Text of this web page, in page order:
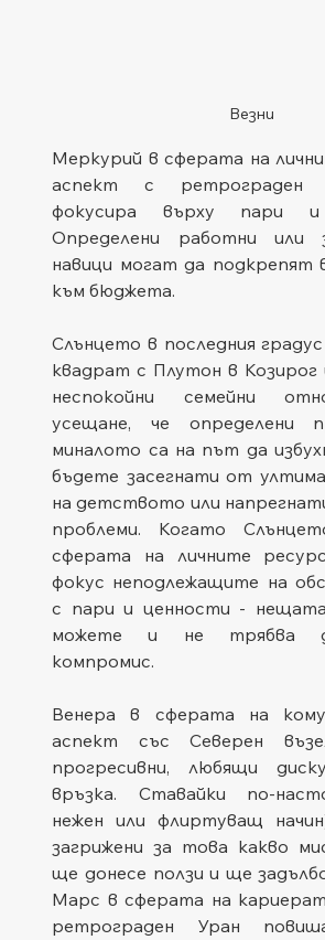
Везни
Меркурий в сферата на
аспект с ретрограден
фокусира върху пари и
Определени работни или
навици могат да подкрепят
към бюджета.
Слънцето в последния
квадрат с Плутон в Козирог
неспокойни семейни
усещане, че определени
миналото са на път да
бъдете засегнати от
на детството или
проблеми. Когато
сферата на личните
фокус неподлежащите на
с пари и ценности -
можете и не трябва
компромис.
Венера в сферата на
аспект със Северен
прогресивни, любящи
връзка. Ставайки по-
нежен или флиртуващ
загрижени за това какво
ще донесе ползи и ще
Марс в сферата на
ретрограден Уран